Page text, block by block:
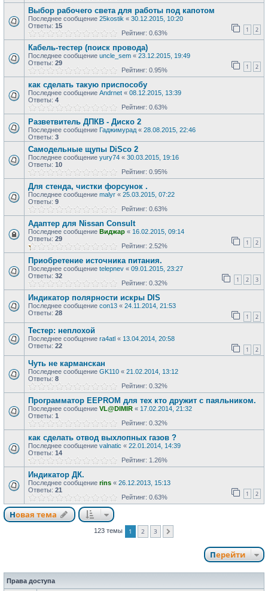
Выбор рабочего света для работы под капотом
Последнее сообщение 25kostik « 30.12.2015, 10:20
Ответы: 15 1 2
Рейтинг: 0.63%
Кабель-тестер (поиск провода)
Последнее сообщение uncle_sem « 23.12.2015, 19:49
Ответы: 29 1 2
Рейтинг: 0.95%
как сделать такую приспособу
Последнее сообщение Andrnet « 08.12.2015, 13:39
Ответы: 4
Рейтинг: 0.63%
Разветвитель ДПКВ - Диско 2
Последнее сообщение Гаджимурад « 28.08.2015, 22:46
Ответы: 3
Самодельные щупы DiSco 2
Последнее сообщение yury74 « 30.03.2015, 19:16
Ответы: 10
Рейтинг: 0.95%
Для стенда, чистки форсунок .
Последнее сообщение malyr « 25.03.2015, 07:22
Ответы: 9
Рейтинг: 0.63%
Адаптер для Nissan Consult
Последнее сообщение Виджар « 16.02.2015, 09:14
Ответы: 29 1 2
Рейтинг: 2.52%
Приобретение источника питания.
Последнее сообщение telepnev « 09.01.2015, 23:27
Ответы: 32 1 2 3
Рейтинг: 0.32%
Индикатор полярности искры DIS
Последнее сообщение con13 « 24.11.2014, 21:53
Ответы: 28 1 2
Тестер: неплохой
Последнее сообщение ra4atl « 13.04.2014, 20:58
Ответы: 22 1 2
Чуть не карманскан
Последнее сообщение GK110 « 21.02.2014, 13:12
Ответы: 8
Рейтинг: 0.32%
Программатор EEPROM для тех кто дружит с паяльником.
Последнее сообщение VL@DIMIR « 17.02.2014, 21:32
Ответы: 1
Рейтинг: 0.32%
как сделать отвод выхлопных газов ?
Последнее сообщение valnatic « 22.01.2014, 14:39
Ответы: 14
Рейтинг: 1.26%
Индикатор ДК.
Последнее сообщение rins « 26.12.2013, 15:13
Ответы: 21 1 2
Рейтинг: 0.63%
Новая тема
123 темы 1 2 3
Перейти
Права доступа